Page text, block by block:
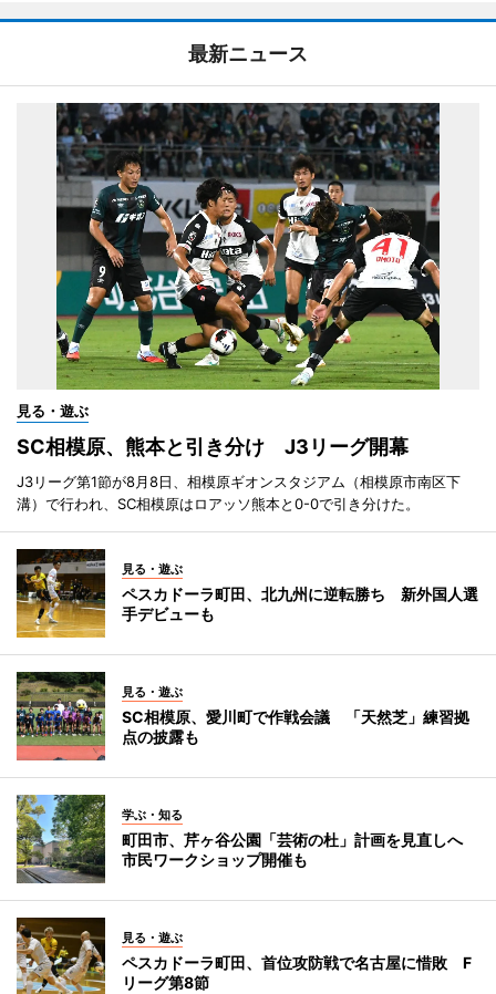
最新ニュース
見る・遊ぶ
SC相模原、熊本と引き分け J3リーグ開幕
J3リーグ第1節が8月8日、相模原ギオンスタジアム（相模原市南区下
溝）で行われ、SC相模原はロアッソ熊本と0-0で引き分けた。
見る・遊ぶ
ペスカドーラ町田、北九州に逆転勝ち 新外国人選
手デビューも
見る・遊ぶ
SC相模原、愛川町で作戦会議 「天然芝」練習拠
点の披露も
学ぶ・知る
町田市、芹ヶ谷公園「芸術の杜」計画を見直しへ
市民ワークショップ開催も
見る・遊ぶ
ペスカドーラ町田、首位攻防戦で名古屋に惜敗 F
リーグ第8節